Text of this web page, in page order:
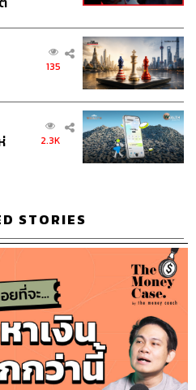
The Money Coach
หนี้บัตรเครดิต
Money Coach
92
THE HOST
WEALTH
วเศรษฐกิจ ธุรกิจ และการลงทุน โดย
STANDARD
135
2.3K
STORIES